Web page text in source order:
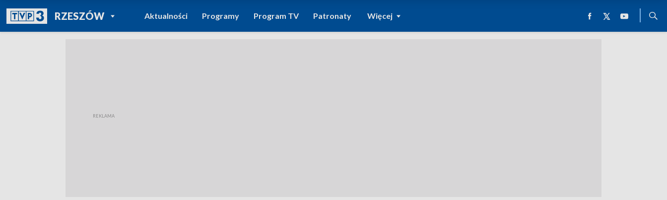
RZESZÓWPOWRÓT DO
TVP REGIONY
Aktualności Programy Program TV Patronaty Więcej